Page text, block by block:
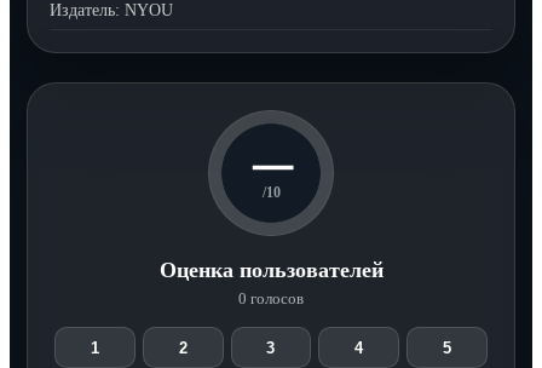
Издатель: NYOU
—
/10
Оценка пользователей
0 голосов
1 2 3 4 5